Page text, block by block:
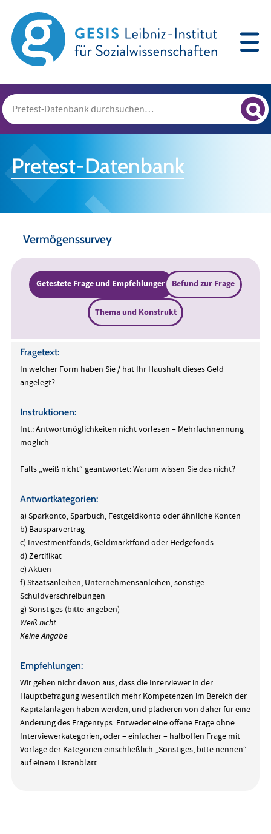
Pretest-Datenbank
Vermögenssurvey
Getestete Frage und Empfehlungen Befund zur Frage
Thema und Konstrukt
Fragetext:
In welcher Form haben Sie / hat Ihr Haushalt dieses Geld
angelegt?
Instruktionen:
Int.: Antwortmöglichkeiten nicht vorlesen – Mehrfachnennung
möglich
Falls „weiß nicht“ geantwortet: Warum wissen Sie das nicht?
Antwortkategorien:
a) Sparkonto, Sparbuch, Festgeldkonto oder ähnliche Konten
b) Bausparvertrag
c) Investmentfonds, Geldmarktfond oder Hedgefonds
d) Zertifikat
e) Aktien
f) Staatsanleihen, Unternehmensanleihen, sonstige
Schuldverschreibungen
g) Sonstiges (bitte angeben)
Weiß nicht
Keine Angabe
Empfehlungen:
Wir gehen nicht davon aus, dass die Interviewer in der
Hauptbefragung wesentlich mehr Kompetenzen im Bereich der
Kapitalanlagen haben werden, und plädieren von daher für eine
Änderung des Fragentyps: Entweder eine offene Frage ohne
Interviewerkategorien, oder – einfacher – halboffen Frage mit
Vorlage der Kategorien einschließlich „Sonstiges, bitte nennen“
auf einem Listenblatt.